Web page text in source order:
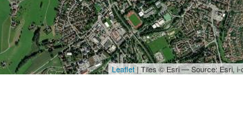
Leaflet| Tiles © Esri — Source: Esri, i-